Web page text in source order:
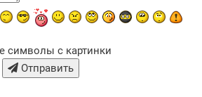
символы с картинки
Отправить